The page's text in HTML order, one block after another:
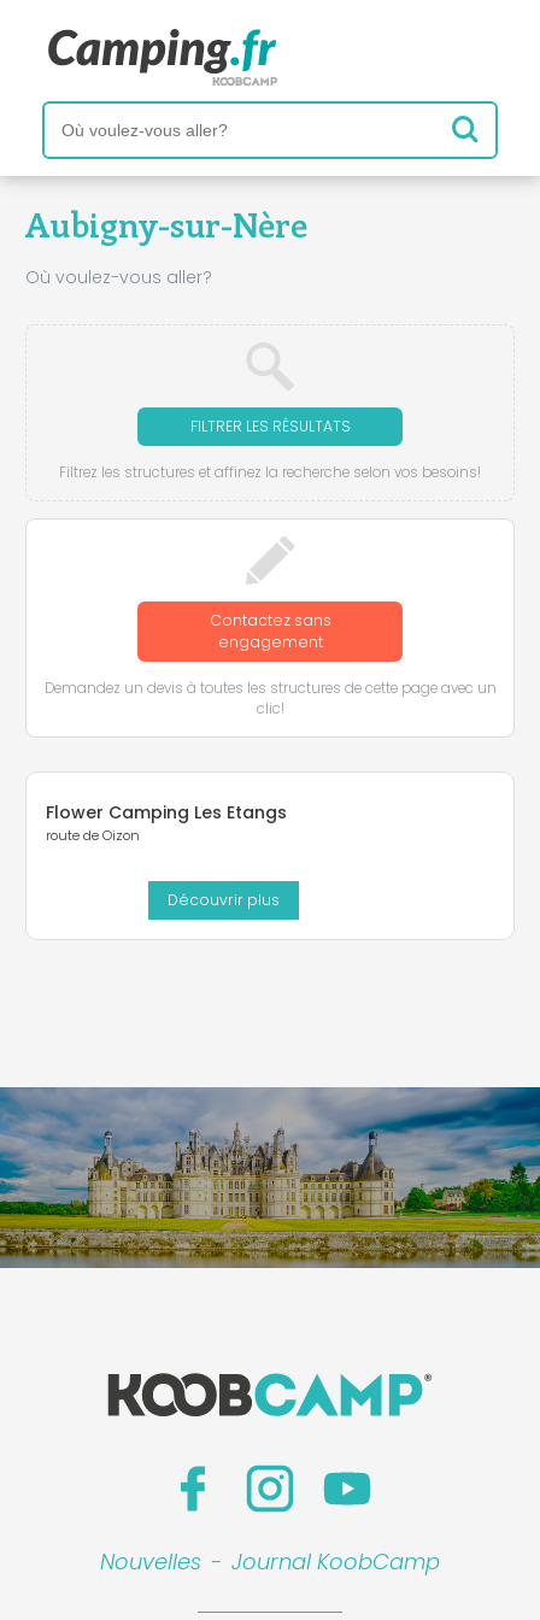
Aubigny-sur-Nère
Où voulez-vous aller?
FILTRER LES RÉSULTATS
Filtrez les structures et affinez la recherche selon vos besoins!
Contactez sans
engagement
Demandez un devis à toutes les structures de cette page avec un
clic!
Flower Camping Les Etangs
route de Oizon
Découvrir plus
Nouvelles - Journal KoobCamp